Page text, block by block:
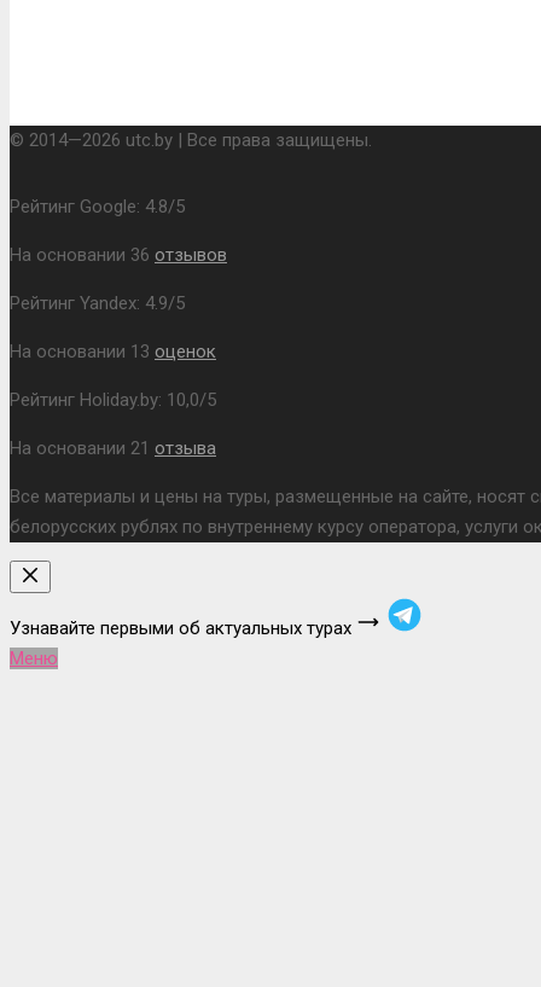
© 2014—2026 utc.by | Все права защищены.
Рейтинг Google: 4.8/5
На основании 36 отзывов
Рейтинг Yandex: 4.9/5
На основании 13 оценок
Рейтинг Holiday.by: 10,0/5
На основании 21 отзыва
Все материалы и цены на туры, размещенные на сайте, носят
белорусских рублях по внутреннему курсу оператора,
Узнавайте первыми об актуальных турах
Меню